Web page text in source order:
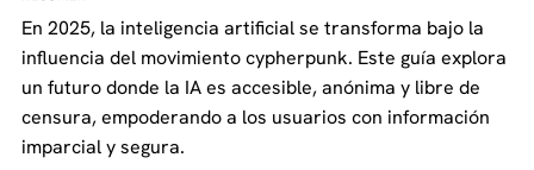
En 2025, la inteligencia artificial se transforma bajo la
influencia del movimiento cypherpunk. Este guía explora
un futuro donde la IA es accesible, anónima y libre de
censura, empoderando a los usuarios con información
imparcial y segura.